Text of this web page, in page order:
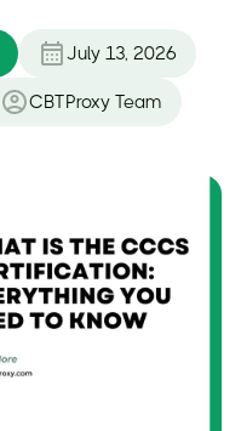
July 13, 2026
CBTProxy Team